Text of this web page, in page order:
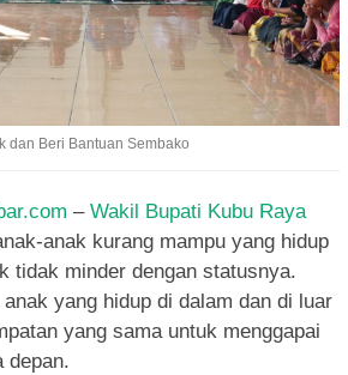
dan Beri Bantuan Sembako
– Wakil Bupati Kubu Raya
anak kurang mampu yang hidup
tidak minder dengan statusnya.
yang hidup di dalam dan di luar
yang sama untuk menggapai
depan.